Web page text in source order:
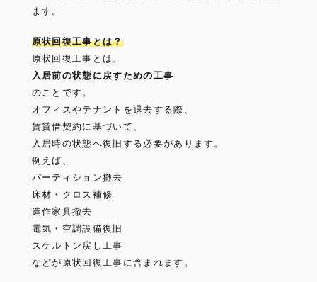
ます。
原状回復工事とは？
原状回復工事とは、
入居前の状態に戻すための工事
のことです。
オフィスやテナントを退去する際、
賃貸借契約に基づいて、
入居時の状態へ復旧する必要があります。
例えば、
パーティション撤去
床材・クロス補修
造作家具撤去
電気・空調設備復旧
スケルトン戻し工事
などが原状回復工事に含まれます。